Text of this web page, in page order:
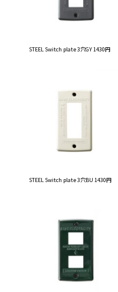
STEEL Switch plate 3穴GY 1430円
STEEL Switch plate 3穴BU 1430円